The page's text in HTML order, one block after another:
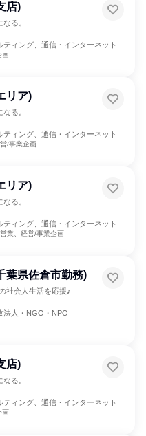
店)
る。
ィング、通信・インターネット
画
リア)
る。
ィング、通信・インターネット
/事業企画
リア)
る。
ィング、通信・インターネット
営業、経営/事業企画
葉県佐倉市勤務)
社会人生活を応援♪
法人・NGO・NPO
店)
る。
ィング、通信・インターネット
画